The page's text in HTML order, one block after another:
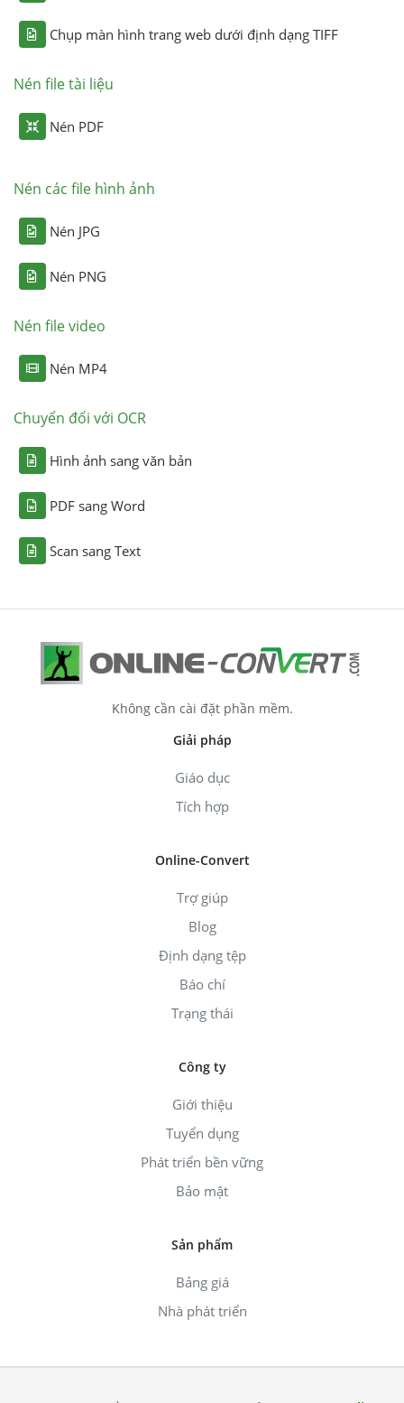
Chụp màn hình trang web dưới định dạng TIFF
Nén file tài liệu
Nén PDF
Nén các file hình ảnh
Nén JPG
Nén PNG
Nén file video
Nén MP4
Chuyển đổi với OCR
Hình ảnh sang văn bản
PDF sang Word
Scan sang Text
Không cần cài đặt phần mềm.
Giải pháp
Giáo dục
Tích hợp
Online-Convert
Trợ giúp
Blog
Định dạng tệp
Báo chí
Trạng thái
Công ty
Giới thiệu
Tuyển dụng
Phát triển bền vững
Bảo mật
Sản phẩm
Bảng giá
Nhà phát triển